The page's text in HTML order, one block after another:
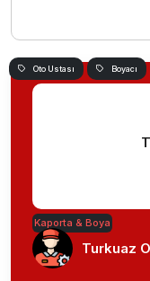
Oto Ustası Boyacı
Kaporta & Boya
Turkuaz